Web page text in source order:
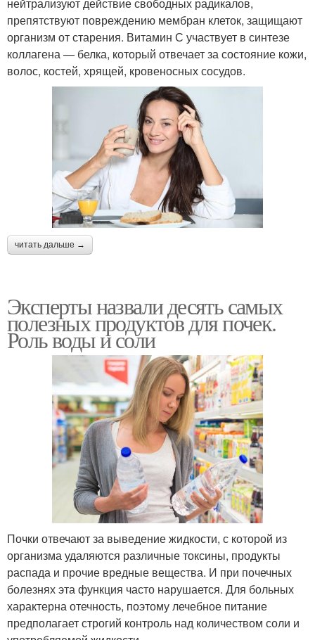
нейтрализуют действие свободных радикалов,
препятствуют повреждению мембран клеток, защищают
организм от старения. Витамин С участвует в синтезе
коллагена — белка, который отвечает за состояние кожи,
волос, костей, хрящей, кровеносных сосудов.
читать дальше →
Эксперты назвали десять самых
полезных продуктов для почек.
Роль воды и соли
Почки отвечают за выведение жидкости, с которой из
организма удаляются различные токсины, продукты
распада и прочие вредные вещества. И при почечных
болезнях эта функция часто нарушается. Для больных
характерна отечность, поэтому лечебное питание
предполагает строгий контроль над количеством соли и